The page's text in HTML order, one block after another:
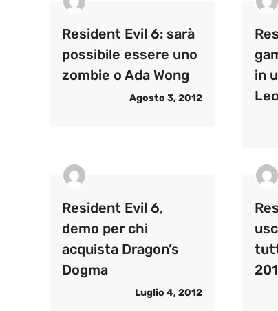
Resident Evil 6: sarà
possibile essere uno
zombie o Ada Wong
Agosto 3, 2012
in
Resident Evil 6,
demo per chi
acquista Dragon’s
Dogma
Luglio 4, 2012